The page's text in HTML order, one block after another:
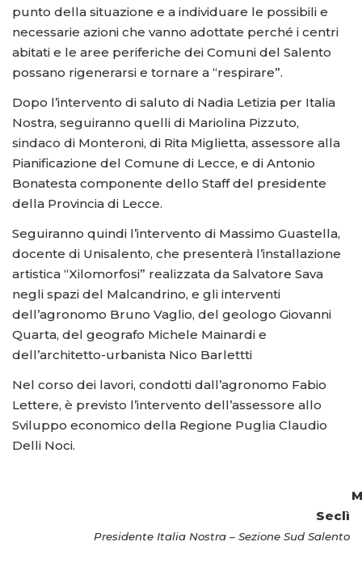
punto della situazione e a individuare le possibili e
necessarie azioni che vanno adottate perché i centri
abitati e le aree periferiche dei Comuni del Salento
possano rigenerarsi e tornare a “respirare”.
Dopo l’intervento di saluto di Nadia Letizia per Italia
Nostra, seguiranno quelli di Mariolina Pizzuto,
sindaco di Monteroni, di Rita Miglietta, assessore alla
Pianificazione del Comune di Lecce, e di Antonio
Bonatesta componente dello Staff del presidente
della Provincia di Lecce.
Seguiranno quindi l’intervento di Massimo Guastella,
docente di Unisalento, che presenterà l’installazione
artistica “Xilomorfosi” realizzata da Salvatore Sava
negli spazi del Malcandrino, e gli interventi
dell’agronomo Bruno Vaglio, del geologo Giovanni
Quarta, del geografo Michele Mainardi e
dell’architetto-urbanista Nico Barlettti
Nel corso dei lavori, condotti dall’agronomo Fabio
Lettere, è previsto l’intervento dell’assessore allo
Sviluppo economico della Regione Puglia Claudio
Delli Noci.
Seclì
Presidente Italia Nostra – Sezione Sud Salento